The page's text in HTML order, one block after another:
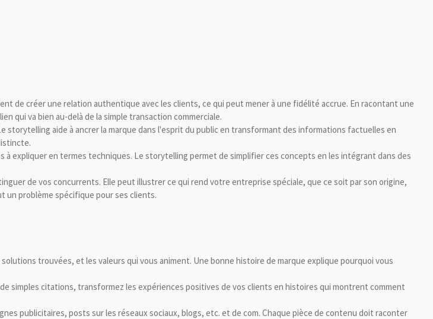
de créer une relation authentique avec les clients, ce qui peut mener à une fidélité accrue. En racontant une
qui va bien au-delà de la simple transaction commerciale.
storytelling aide à ancrer la marque dans l'esprit du public en transformant des informations factuelles en
expliquer en termes techniques. Le storytelling permet de simplifier ces concepts en les intégrant dans des
de vos concurrents. Elle peut illustrer ce qui rend votre entreprise spéciale, que ce soit par son origine,
un problème spécifique pour ses clients.
trouvées, et les valeurs qui vous animent. Une bonne histoire de marque explique pourquoi vous
simples citations, transformez les expériences positives de vos clients en histoires qui montrent comment
publicitaires, posts sur les réseaux sociaux, blogs, etc. et de com. Chaque pièce de contenu doit raconter